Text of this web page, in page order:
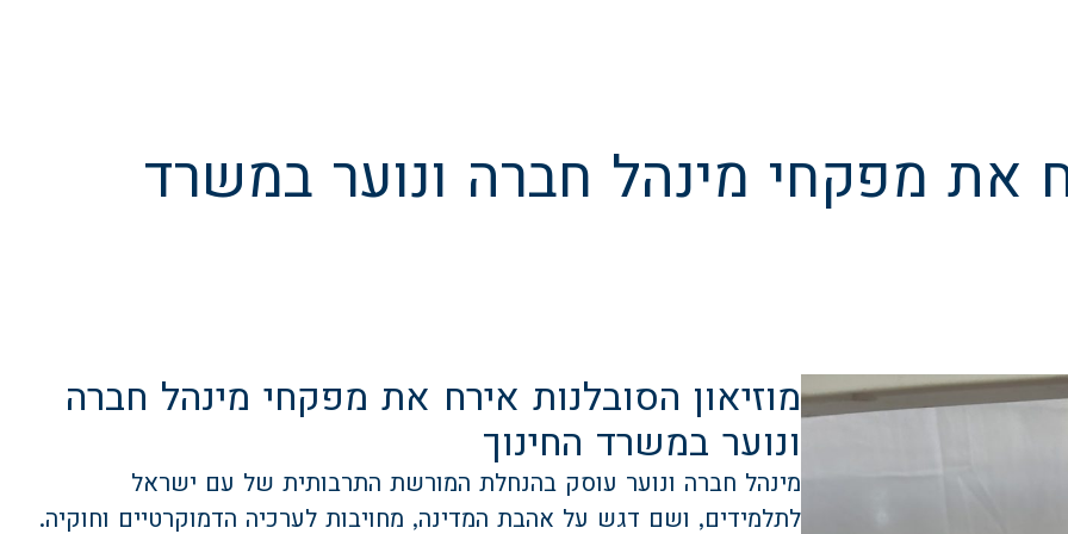
את מפקחי מינהל חברה ונוער במשרד
מוזיאון הסובלנות אירח את מפקחי מינהל חברה
ונוער במשרד החינוך
מינהל חברה ונוער עוסק בהנחלת המורשת התרבותית של עם ישראל
לתלמידים, ושם דגש על אהבת המדינה, מחויבות לערכיה הדמוקרטיים וחוקיה.